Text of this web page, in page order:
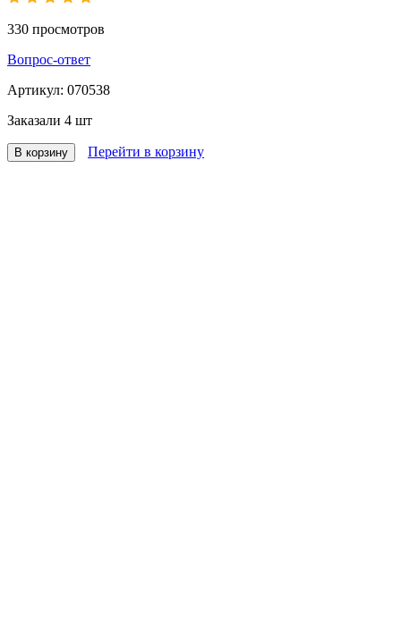
330 просмотров
Вопрос-ответ
Артикул: 070538
Заказали 4 шт
В корзину Перейти в корзину